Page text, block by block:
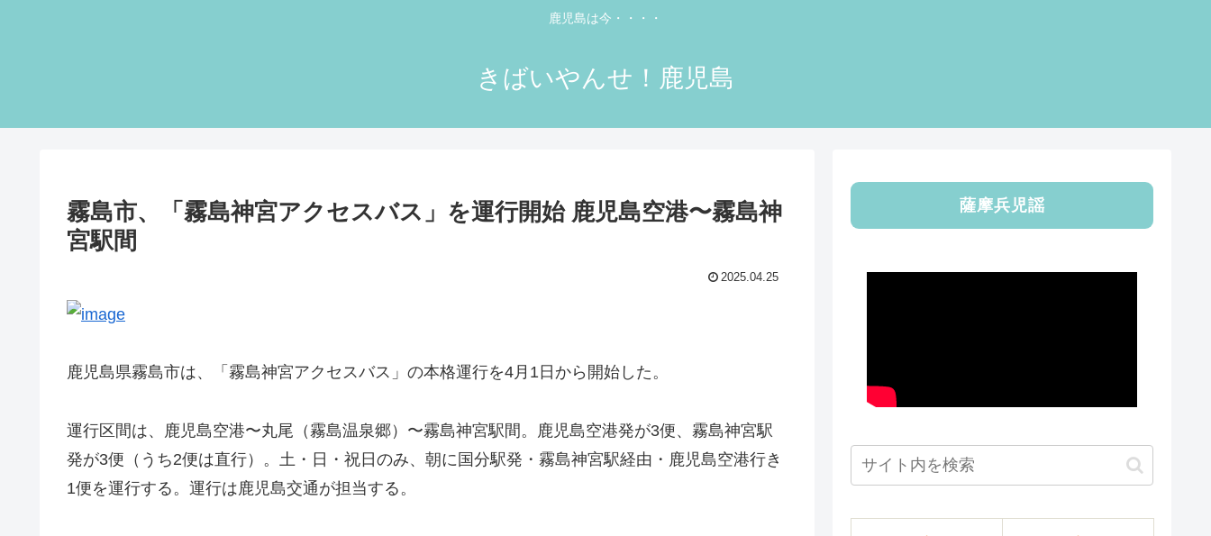
鹿児島は今・・・・
きばいやんせ！鹿児島
霧島市、「霧島神宮アクセスバス」を運行開始 鹿児島空港〜霧島神
宮駅間
2025.04.25
鹿児島県霧島市は、「霧島神宮アクセスバス」の本格運行を4月1日から開始した。
運行区間は、鹿児島空港〜丸尾（霧島温泉郷）〜霧島神宮駅間。鹿児島空港発が3便、霧島神宮駅
発が3便（うち2便は直行）。土・日・祝日のみ、朝に国分駅発・霧島神宮駅経由・鹿児島空港行き
1便を運行する。運行は鹿児島交通が担当する。
薩摩兵児謡